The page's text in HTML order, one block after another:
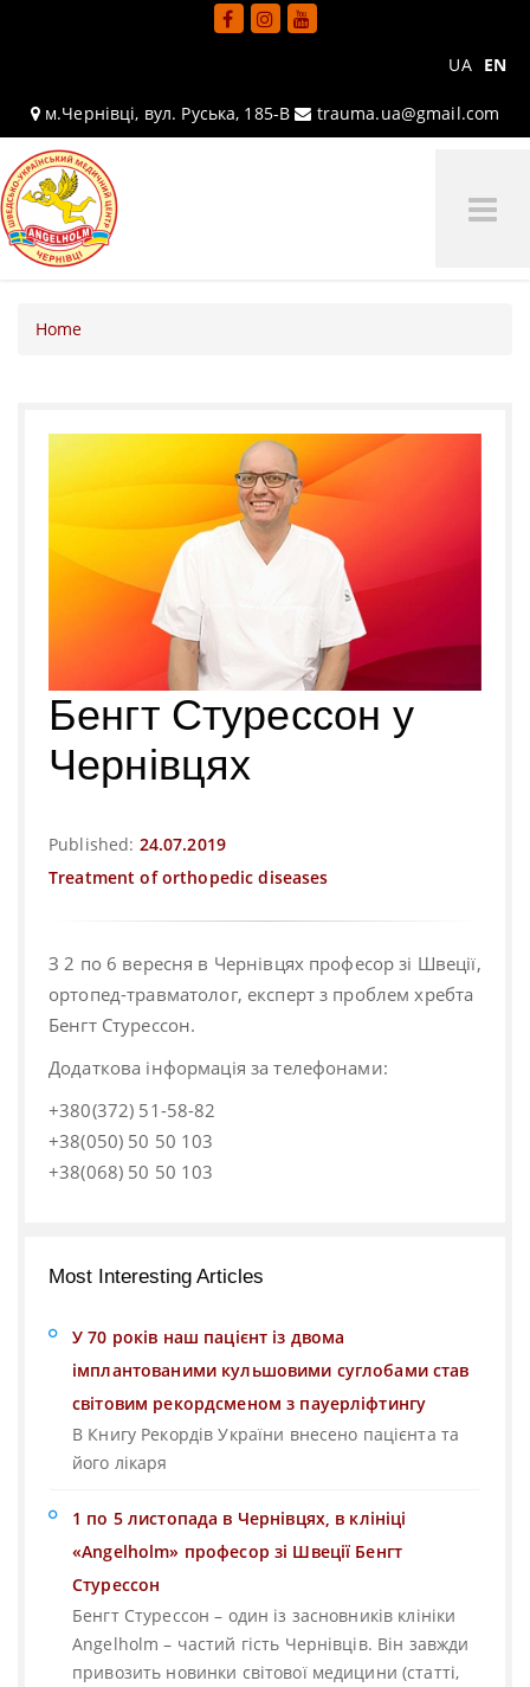
UA EN
м.Чернівці, вул. Руська, 185-В trauma.ua@gmail.com
Home
Бенгт Стурессон у
Чернівцях
Published: 24.07.2019
Treatment of orthopedic diseases
З 2 по 6 вересня в Чернівцях професор зі Швеції,
ортопед-травматолог, експерт з проблем хребта
Бенгт Стурессон.
Додаткова інформація за телефонами:
+380(372) 51-58-82
+38(050) 50 50 103
+38(068) 50 50 103
Most Interesting Articles
У 70 років наш пацієнт із двома
імплантованими кульшовими суглобами став
світовим рекордсменом з пауерліфтингу
В Книгу Рекордів України внесено пацієнта та
його лікаря
1 по 5 листопада в Чернівцях, в клініці
«Angelholm» професор зі Швеції Бенгт
Стурессон
Бенгт Стурессон – один із засновників клініки
Angelholm – частий гість Чернівців. Він завжди
привозить новинки світової медицини (статті,